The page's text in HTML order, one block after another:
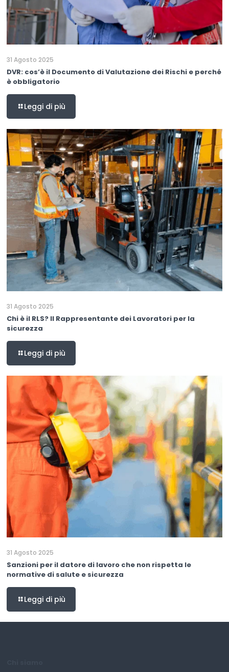
31 Agosto 2025
DVR: cos’è il Documento di Valutazione dei Rischi e perché
è obbligatorio
Leggi di più
31 Agosto 2025
Chi è il RLS? Il Rappresentante dei Lavoratori per la
sicurezza
Leggi di più
31 Agosto 2025
Sanzioni per il datore di lavoro che non rispetta le
normative di salute e sicurezza
Leggi di più